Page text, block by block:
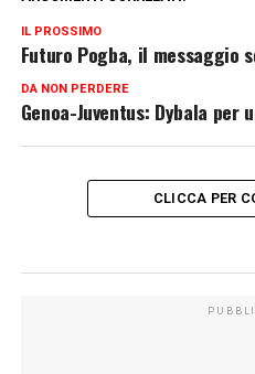
IL PROSSIMO
Futuro Pogba, il messaggio
DA NON PERDERE
Genoa-Juventus: Dybala
CLICCA PER